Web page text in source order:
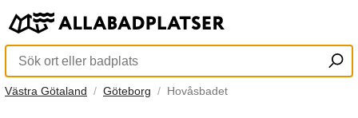
Västra Götaland Göteborg Hovåsbadet